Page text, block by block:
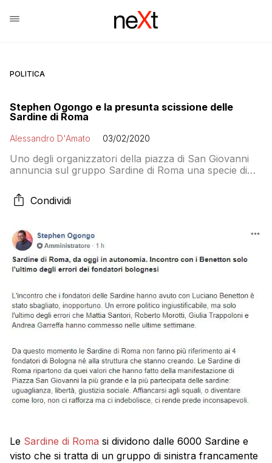
POLITICA
Stephen Ogongo e la presunta scissione delle
Sardine di Roma
Alessandro D'Amato 03/02/2020
Uno degli organizzatori della piazza di San Giovanni
annuncia sul gruppo Sardine di Roma una specie di
quello non è il gruppo ufficiale
Condividi
Le Sardine di Roma si dividono dalle 6000 Sardine e
visto che si tratta di un gruppo di sinistra francamente